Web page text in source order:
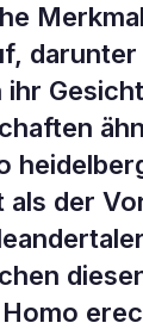
darunter
als der